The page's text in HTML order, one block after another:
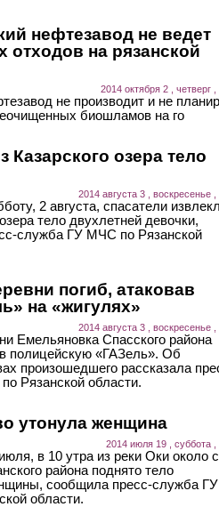
нефтезавод не ведет
отходов на рязанской
2014 октября 2 , четверг
не производит и не
биошламов на го
Казарского озера тело
2014 августа 3 , воскресенье ,
2 августа, спасатели
тело двухлетней девочки,
служба ГУ МЧС по Рязанской
погиб, атаковав
на «жигулях»
2014 августа 3 , воскресенье ,
Емельяновка Спасского района
полицейскую «ГАЗель». Об
произошедшего рассказала
Рязанской области.
утонула женщина
2014 июля 19 , суббота ,
в 10 утра из реки Оки около
района поднято тело
сообщила пресс-служба ГУ
области.